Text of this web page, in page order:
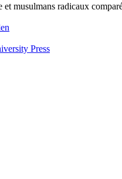
et musulmans radicaux
Press